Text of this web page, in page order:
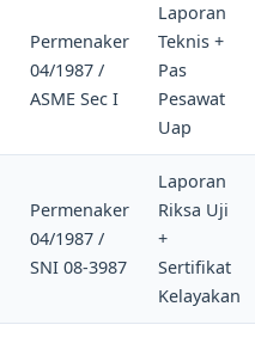
Permenaker
04/1987 /
ASME Sec I
Laporan
Teknis +
Pas
Pesawat
Uap
Permenaker
04/1987 /
SNI 08-3987
Laporan
Riksa Uji
+
Sertifikat
Kelayakan